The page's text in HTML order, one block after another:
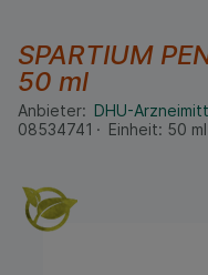
SPARTIUM
50 ml
Anbieter: DHU-
08534741
Einheit: 50 ml